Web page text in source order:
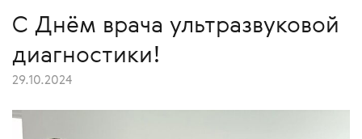
С Днём врача ультразвуковой
диагностики!
29.10.2024